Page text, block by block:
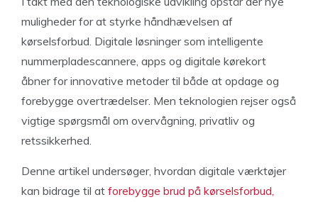
muligheder for at styrke håndhævelsen af
kørselsforbud. Digitale løsninger som intelligente
nummerpladescannere, apps og digitale kørekort
åbner for innovative metoder til både at opdage og
forebygge overtrædelser. Men teknologien rejser også
vigtige spørgsmål om overvågning, privatliv og
retssikkerhed.
Denne artikel undersøger, hvordan digitale værktøjer
kan bidrage til at forebygge brud på kørselsforbud,